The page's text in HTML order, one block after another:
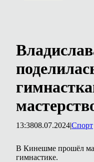
13:3808.07.2024|Спорт
В Кинешме прошёл
гимнастике.